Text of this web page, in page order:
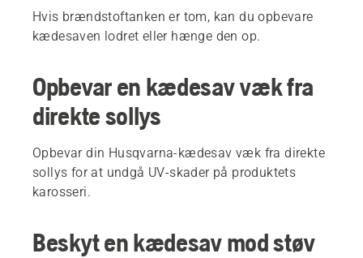
Hvis brændstoftanken er tom, kan du opbevare
kædesaven lodret eller hænge den op.
Opbevar en kædesav væk fra
direkte sollys
Opbevar din Husqvarna-kædesav væk fra direkte
sollys for at undgå UV-skader på produktets
karosseri.
Beskyt en kædesav mod støv